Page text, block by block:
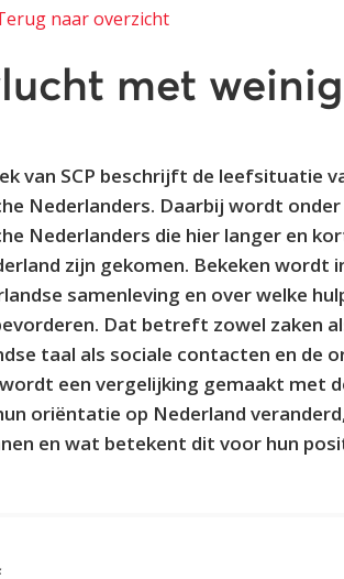
naar overzicht
met
van SCP beschrijft de leefsituatie
Nederlanders. Daarbij wordt
Nederlanders die hier langer en
zijn gekomen. Bekeken wordt
samenleving en over welke
Dat betreft zowel zaken
taal als sociale contacten en de
een vergelijking gemaakt met
oriëntatie op Nederland
en wat betekent dit voor hun